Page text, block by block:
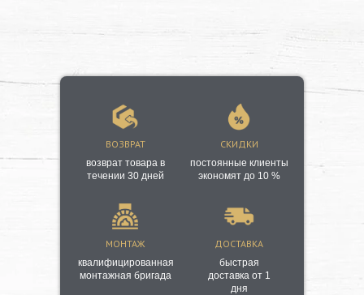
ВОЗВРАТ СКИДКИ
ДОСТАВКА
МОНТАЖ
возврат товара в
течении 30 дней
постоянные клиенты
экономят до 10 %
быстрая
доставка от 1
дня
квалифицированная
монтажная бригада